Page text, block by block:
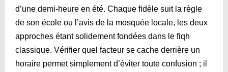
d’une demi-heure en été. Chaque fidèle suit la règle
de son école ou l’avis de la mosquée locale, les deux
approches étant solidement fondées dans le fiqh
classique. Vérifier quel facteur se cache derrière un
horaire permet simplement d’éviter toute confusion ; il